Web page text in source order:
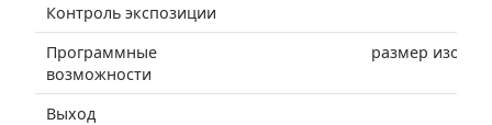
Контроль экспозиции
Программные
возможности
размер
Выход